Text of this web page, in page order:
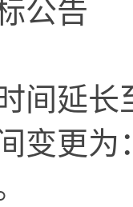
公告
间延长
变更为